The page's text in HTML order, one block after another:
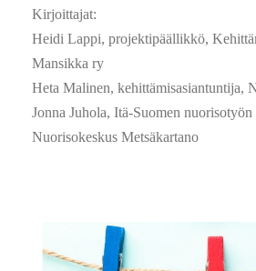
Kirjoittajat:
Heidi Lappi, projektipäällikkö,
Mansikka ry
Heta Malinen, kehittämisasiantuntija,
Jonna Juhola, Itä-Suomen
Nuorisokeskus Metsäkartano